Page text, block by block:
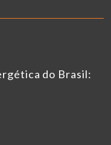
do Brasil: